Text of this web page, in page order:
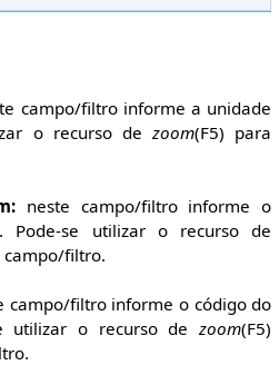
campo/filtro informe a unidade
o recurso dezoom(F5) para
neste campo/filtro informe o
Pode-se utilizar o recurso de
campo/filtro.
campo/filtro informe o código do
utilizar o recurso dezoom(F5)